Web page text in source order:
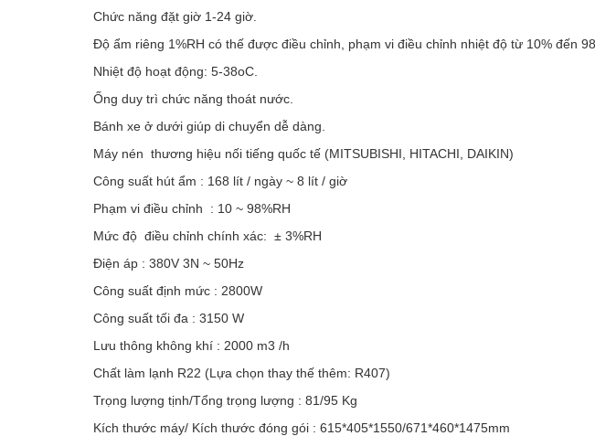
Chức năng đặt giờ 1-24 giờ.
Độ ẩm riêng 1%RH có thế được điều chỉnh, phạm vi điều chỉnh nhiệt độ từ 10% đến
Nhiệt độ hoạt động: 5-38oC.
Ống duy trì chức năng thoát nước.
Bánh xe ở dưới giúp di chuyển dễ dàng.
Máy nén thương hiệu nối tiếng quốc tế (MITSUBISHI, HITACHI, DAIKIN)
Công suất hút ẩm : 168 lít / ngày ~ 8 lít / giờ
Phạm vi điều chỉnh : 10 ~ 98%RH
Mức độ điều chỉnh chính xác: ± 3%RH
Điện áp : 380V 3N ~ 50Hz
Công suất định mức : 2800W
Công suất tối đa : 3150 W
Lưu thông không khí : 2000 m3 /h
Chất làm lạnh R22 (Lựa chọn thay thế thêm: R407)
Trọng lượng tịnh/Tổng trọng lượng : 81/95 Kg
Kích thước máy/ Kích thước đóng gói : 615*405*1550/671*460*1475mm